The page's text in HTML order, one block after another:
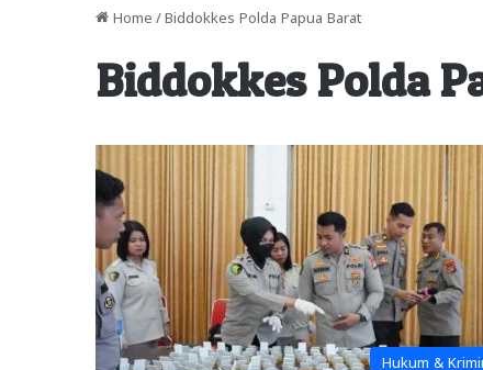
Home / Biddokkes Polda Papua Barat
Biddokkes Polda
Hukum &